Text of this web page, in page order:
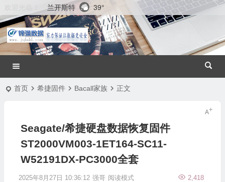
兰开斯特 39°
首页 希捷固件 Bacall家族 正文
Seagate/希捷硬盘数据恢复固件
ST2000VM003-1ET164-SC11-
W52191DX-PC3000全套
2025年8月27日 10:36:12 强哥 2,418
阅读模式